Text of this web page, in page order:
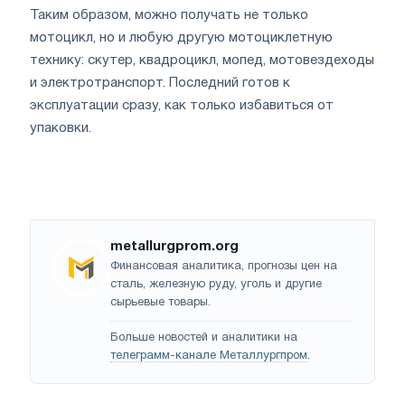
Таким образом, можно получать не только
мотоцикл, но и любую другую мотоциклетную
технику: скутер, квадроцикл, мопед, мотовездеходы
и электротранспорт. Последний готов к
эксплуатации сразу, как только избавиться от
упаковки.
metallurgprom.org
Финансовая аналитика, прогнозы цен на
сталь, железную руду, уголь и другие
сырьевые товары.
Больше новостей и аналитики на
телеграмм-канале Металлургпром.